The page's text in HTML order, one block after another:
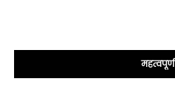
महत्वपूर्ण